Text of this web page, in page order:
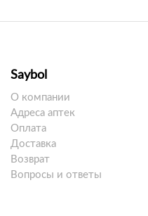
Saybol
О компании
Адреса аптек
Оплата
Доставка
Возврат
Вопросы и ответы